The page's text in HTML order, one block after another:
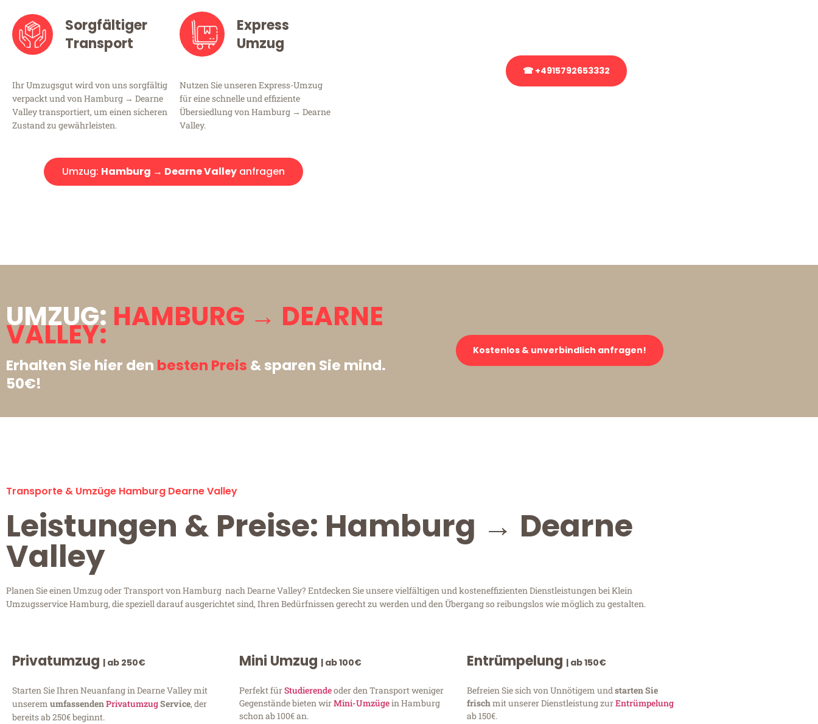
Sorgfältiger
Transport
Ihr Umzugsgut wird von uns sorgfältig
verpackt und von Hamburg → Dearne
Valley transportiert, um einen sicheren
Zustand zu gewährleisten.
Express
Umzug
Nutzen Sie unseren Express-Umzug
für eine schnelle und effiziente
Übersiedlung von Hamburg → Dearne
Valley.
Umzug: Hamburg → Dearne Valley anfragen
☎ +4915792653332
UMZUG: HAMBURG → DEARNE
VALLEY:
Erhalten Sie hier den besten Preis & sparen Sie mind.
50€!
Kostenlos & unverbindlich anfragen!
Transporte & Umzüge Hamburg Dearne Valley
Leistungen & Preise: Hamburg → Dearne
Valley
Planen Sie einen Umzug oder Transport von Hamburg nach Dearne Valley? Entdecken Sie unsere vielfältigen und kosteneffizienten Dienstleistungen bei Klein
Umzugsservice Hamburg, die speziell darauf ausgerichtet sind, Ihren Bedürfnissen gerecht zu werden und den Übergang so reibungslos wie möglich zu gestalten.
Privatumzug | ab 250€
Starten Sie Ihren Neuanfang in Dearne Valley mit
unserem umfassendenPrivatumzugService, der
bereits ab 250€ beginnt.
Mini Umzug | ab 100€
Perfekt fürStudierendeoder den Transport weniger
Gegenstände bieten wirMini-Umzügein Hamburg
schon ab 100€ an.
Entrümpelung | ab 150€
Befreien Sie sich von Unnötigem undstarten Sie
frischmit unserer Dienstleistung zurEntrümpelung
ab 150€.